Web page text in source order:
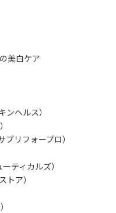
美白ケア
ンヘルス）
リフォープロ）
ティカルズ）
トア）